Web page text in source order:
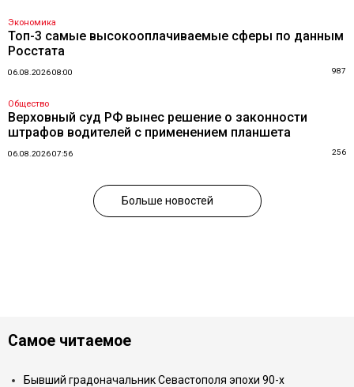
Экономика
Топ-3 самые высокооплачиваемые сферы по данным
Росстата
06.08.2026 08:00 987
Общество
Верховный суд РФ вынес решение о законности
штрафов водителей с применением планшета
06.08.2026 07:56 256
Больше новостей
Самое читаемое
Бывший градоначальник Севастополя эпохи 90-х